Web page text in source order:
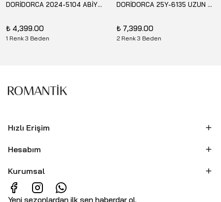
DORİDORCA 2024-5104 ABİYE ELBİSE
₺ 4,399.00
1 Renk 3 Beden
DORİDORCA 25Y-6135 UZUN ABİYE ELBİSE
₺ 7,399.00
2 Renk 3 Beden
Hızlı Erişim
Hesabım
Kurumsal
Yeni sezonlardan ilk sen haberdar ol.